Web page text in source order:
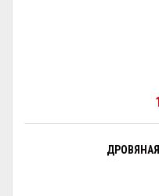
ДРОВЯНАЯ